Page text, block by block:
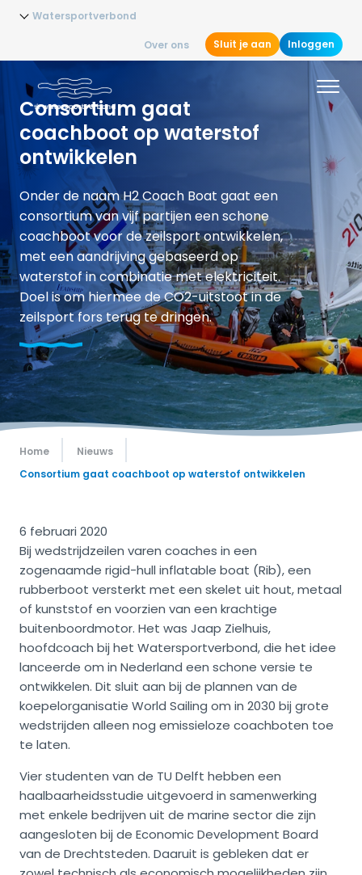
Watersportverbond
Over ons Sluit je aan Inloggen
Consortium gaat
coachboot op waterstof
ontwikkelen
Onder de naam H2 Coach Boat gaat een
consortium van vijf partijen een schone
coachboot voor de zeilsport ontwikkelen,
met een aandrijving gebaseerd op
waterstof in combinatie met elektriciteit.
Doel is om hiermee de CO2-uitstoot in de
zeilsport fors terug te dringen.
Home
Nieuws
Consortium gaat coachboot op waterstof ontwikkelen
6 februari 2020
Bij wedstrijdzeilen varen coaches in een
zogenaamde rigid-hull inflatable boat (Rib), een
rubberboot versterkt met een skelet uit hout, metaal
of kunststof en voorzien van een krachtige
buitenboordmotor. Het was Jaap Zielhuis,
hoofdcoach bij het Watersportverbond, die het idee
lanceerde om in Nederland een schone versie te
ontwikkelen. Dit sluit aan bij de plannen van de
koepelorganisatie World Sailing om in 2030 bij grote
wedstrijden alleen nog emissieloze coachboten toe
te laten.
Vier studenten van de TU Delft hebben een
haalbaarheidsstudie uitgevoerd in samenwerking
met enkele bedrijven uit de marine sector die zijn
aangesloten bij de Economic Development Board
van de Drechtsteden. Daaruit is gebleken dat er